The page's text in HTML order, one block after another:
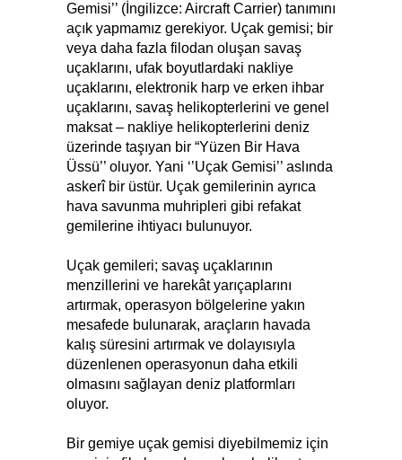
Gemisi’’ (İngilizce: Aircraft Carrier) tanımını
açık yapmamız gerekiyor. Uçak gemisi; bir
veya daha fazla filodan oluşan savaş
uçaklarını, ufak boyutlardaki nakliye
uçaklarını, elektronik harp ve erken ihbar
uçaklarını, savaş helikopterlerini ve genel
maksat – nakliye helikopterlerini deniz
üzerinde taşıyan bir “Yüzen Bir Hava
Üssü’’ oluyor. Yani ‘’Uçak Gemisi’’ aslında
askerî bir üstür. Uçak gemilerinin ayrıca
hava savunma muhripleri gibi refakat
gemilerine ihtiyacı bulunuyor.
Uçak gemileri; savaş uçaklarının
menzillerini ve harekât yarıçaplarını
artırmak, operasyon bölgelerine yakın
mesafede bulunarak, araçların havada
kalış süresini artırmak ve dolayısıyla
düzenlenen operasyonun daha etkili
olmasını sağlayan deniz platformları
oluyor.
Bir gemiye uçak gemisi diyebilmemiz için